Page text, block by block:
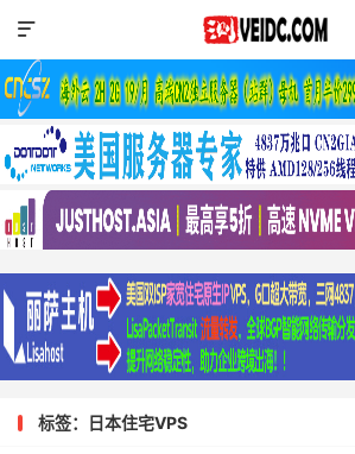

标签：日本住宅VPS